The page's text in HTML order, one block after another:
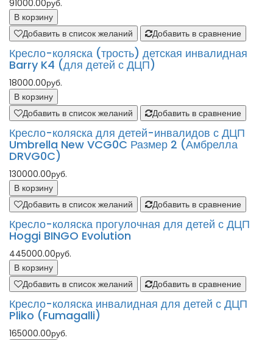
91000.00руб.
В корзину
Добавить в список желаний
Добавить в сравнение
Кресло-коляска (трость) детская инвалидная
Barry K4 (для детей с ДЦП)
18000.00руб.
В корзину
Добавить в список желаний
Добавить в сравнение
Кресло-коляска для детей-инвалидов с ДЦП
Umbrella New VCG0C Размер 2 (Амбрелла
DRVG0C)
130000.00руб.
В корзину
Добавить в список желаний
Добавить в сравнение
Кресло-коляска прогулочная для детей с ДЦП
Hoggi BINGO Evolution
445000.00руб.
В корзину
Добавить в список желаний
Добавить в сравнение
Кресло-коляска инвалидная для детей с ДЦП
Pliko (Fumagalli)
165000.00руб.